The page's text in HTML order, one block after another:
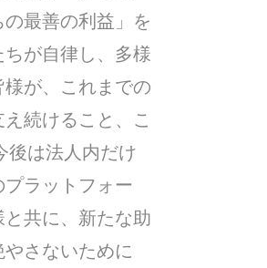
最善の利益」を
が自律し、多様
が、これまでの
続けること、こ
後は法人内だけ
ラットフォー
共に、新たな助
さないために